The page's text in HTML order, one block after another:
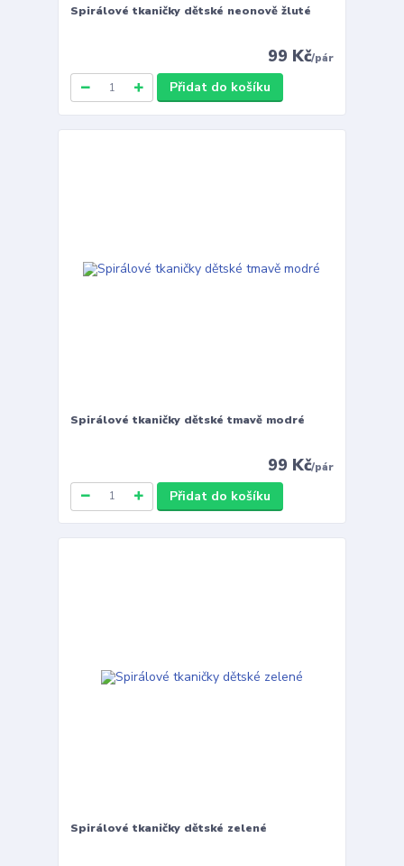
Spirálové tkaničky dětské neonově žluté
99 Kč/pár
Přidat do košíku
Spirálové tkaničky dětské tmavě modré
99 Kč/pár
Přidat do košíku
Spirálové tkaničky dětské zelené